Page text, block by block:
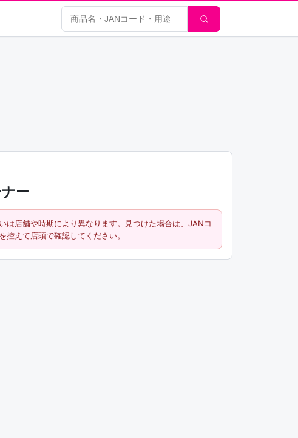
商品検索
ー
は店舗や時期により異なります。見つけた場合は、JANコ
控えて店頭で確認してください。